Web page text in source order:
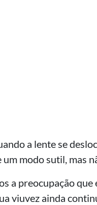
a lente se
um modo sutil, mas
a preocupação que
viuvez ainda